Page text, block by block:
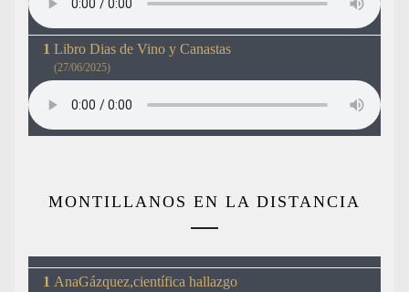
Libro Dias de Vino y Canastas
(27/06/2025)
MONTILLANOS EN LA DISTANCIA
AnaGázquez,científica hallazgo